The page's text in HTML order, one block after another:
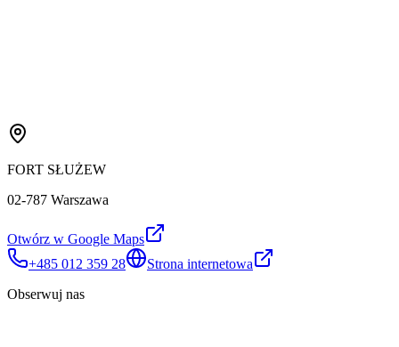
FORT SŁUŻEW
02-787 Warszawa
Otwórz w Google Maps
+485 012 359 28
Strona internetowa
Obserwuj nas